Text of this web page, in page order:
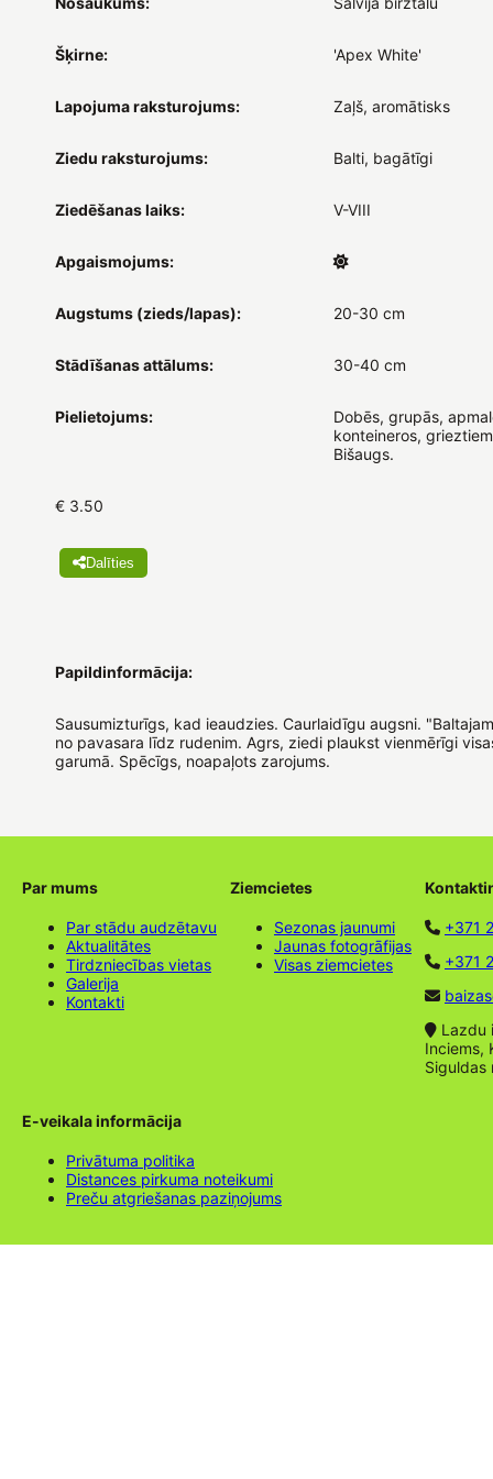
Šķirne: 'Apex White'
Lapojuma raksturojums: Zaļš, aromātisks
Ziedu raksturojums: Balti, bagātīgi
Ziedēšanas laiks: V-VIII
Apgaismojums:
Augstums (zieds/lapas): 20-30 cm
Stādīšanas attālums: 30-40 cm
Pielietojums:
Dobēs, grupās,
konteineros,
Bišaugs.
€ 3.50
Dalīties
Papildinformācija:
Sausumizturīgs, kad ieaudzies. Caurlaidīgu augsni.
no pavasara līdz rudenim. Agrs, ziedi plaukst vienmērīgi
garumā. Spēcīgs, noapaļots zarojums.
Par mums
Par stādu audzētavu
Aktualitātes
Tirdzniecības vietas
Galerija
Kontakti
Ziemcietes
Sezonas jaunumi
Jaunas fotogrāfijas
Visas ziemcietes
+371
+371
Lazdu
Inciems,
Siguldas
E-veikala informācija
Privātuma politika
Distances pirkuma noteikumi
Preču atgriešanas paziņojums